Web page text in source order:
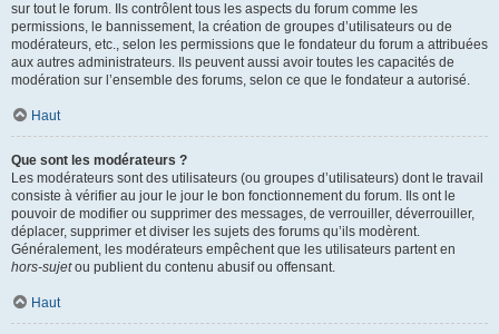
sur tout le forum. Ils contrôlent tous les aspects du forum comme les
permissions, le bannissement, la création de groupes d’utilisateurs ou de
modérateurs, etc., selon les permissions que le fondateur du forum a attribuées
aux autres administrateurs. Ils peuvent aussi avoir toutes les capacités de
modération sur l’ensemble des forums, selon ce que le fondateur a autorisé.
Haut
Que sont les modérateurs ?
Les modérateurs sont des utilisateurs (ou groupes d’utilisateurs) dont le travail
consiste à vérifier au jour le jour le bon fonctionnement du forum. Ils ont le
pouvoir de modifier ou supprimer des messages, de verrouiller, déverrouiller,
déplacer, supprimer et diviser les sujets des forums qu’ils modèrent.
Généralement, les modérateurs empêchent que les utilisateurs partent en
hors-sujetou publient du contenu abusif ou offensant.
Haut